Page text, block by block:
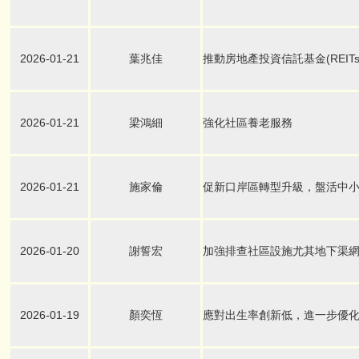
2026-01-21 葉兆佳 推動房地產投資信託基金
2026-01-21 梁鴻細 強化社區養老服務
2026-01-21 施家倫 促新口岸區轉型升級，盤活中
2026-01-20 謝誓宏 加強排查社區設施尤其地下渠
2026-01-19 顏奕恆 應對出生率創新低，進一步優